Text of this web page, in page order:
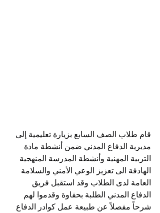
قام طلاب الصف السابع بزيارة تعليمية إلى
مديرية الدفاع المدني ضمن أنشطة مادة
التربية المهنية وأنشطة المدرسة المنهجية
الهادفة الى تعزيز الوعي الأمني والسلامة
العامة لدى الطلاب وقد استقبل فريق
الدفاع المدني الطلبة بحفاوة وقدموا لهم
شرحاً مفصلاً عن طبيعة عمل كوادر الدفاع